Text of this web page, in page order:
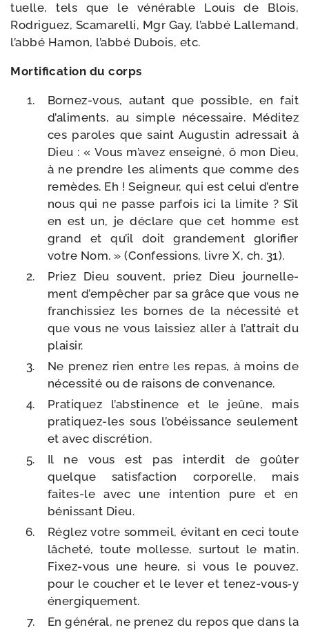
tuelle, tels que le véné­rable Louis de Blois,
Rodriguez, Scamarelli, Mgr Gay, l’ab­bé Lallemand,
l’ab­bé Hamon, l’ab­bé Dubois, etc.
Mortification du corps
Bornez-​vous, autant que pos­sible, en fait
d’a­li­ments, au simple néces­saire. Méditez
ces paroles que saint Augustin adres­sait à
Dieu : « Vous m’a­vez ensei­gné, ô mon Dieu,
à ne prendre les ali­ments que comme des
remèdes. Eh ! Seigneur, qui est celui d’entre
nous qui ne passe par­fois ici la limite ? S’il
en est un, je déclare que cet homme est
grand et qu’il doit gran­de­ment glo­ri­fier
votre Nom. » (Confessions, livre X, ch. 31).
Priez Dieu sou­vent, priez Dieu jour­nel­le­
ment d’empêcher par sa grâce que vous ne
fran­chis­siez les bornes de la néces­si­té et
que vous ne vous lais­siez aller à l’at­trait du
plaisir.
Ne pre­nez rien entre les repas, à moins de
néces­si­té ou de rai­sons de convenance.
Pratiquez l’abs­ti­nence et le jeûne, mais
pratiquez-​les sous l’o­béis­sance seule­ment
et avec discrétion.
Il ne vous est pas inter­dit de goû­ter
quelque satis­fac­tion cor­po­relle, mais
faites-​le avec une inten­tion pure et en
bénis­sant Dieu.
Réglez votre som­meil, évi­tant en ceci toute
lâche­té, toute mol­lesse, sur­tout le matin.
Fixez-​vous une heure, si vous le pou­vez,
pour le cou­cher et le lever et tenez-​vous‑y
énergiquement.
En géné­ral, ne pre­nez du repos que dans la